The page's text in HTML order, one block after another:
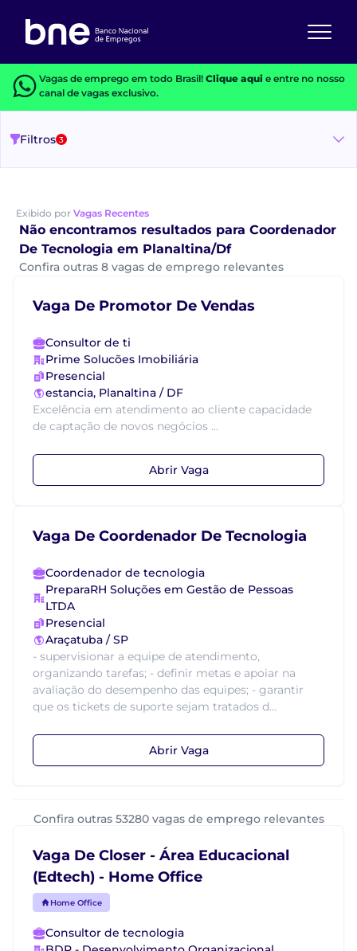
Vagas de emprego em todo Brasil! Clique aquie entre no nosso
canal de vagas exclusivo.
Filtros 3
Exibido por Vagas Recentes
Não encontramos resultados para Coordenador
De Tecnologia em Planaltina/Df
Confira outras 8 vagas de emprego relevantes
Vaga De Promotor De Vendas
Consultor de ti
Prime Solucões Imobiliária
Presencial
estancia, Planaltina / DF
Excelência em atendimento ao cliente capacidade
de captação de novos negócios ...
Abrir Vaga
Vaga De Coordenador De Tecnologia
Coordenador de tecnologia
PreparaRH Soluções em Gestão de Pessoas
LTDA
Presencial
Araçatuba / SP
- supervisionar a equipe de atendimento,
organizando tarefas; - definir metas e apoiar na
avaliação do desempenho das equipes; - garantir
que os tickets de suporte sejam tratados d...
Abrir Vaga
Confira outras 53280 vagas de emprego relevantes
Vaga De Closer - Área Educacional
(Edtech) - Home Office
Home Office
Consultor de tecnologia